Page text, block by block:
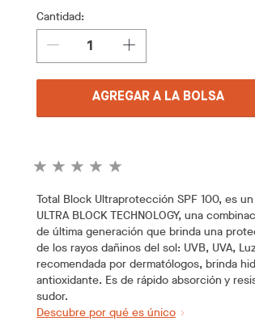
Cantidad:
AGREGAR A LA BOLSA
Total Block Ultraprotección SPF 100, es
ULTRA BLOCK TECHNOLOGY, una
de última generación que brinda una
de los rayos dañinos del sol: UVB, UVA,
recomendada por dermatólogos, brinda
antioxidante. Es de rápido absorción y
sudor.
Descubre por qué es único